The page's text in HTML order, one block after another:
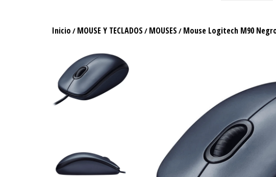
Inicio / MOUSE Y TECLADOS / MOUSES / Mouse Logitech M90